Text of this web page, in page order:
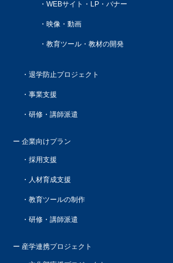
WEBサイト・LP・バナー
映像・動画
教育ツール・教材の開発
退学防止プロジェクト
事業支援
研修・講師派遣
企業向けプラン
採用支援
人材育成支援
教育ツールの制作
研修・講師派遣
産学連携プロジェクト